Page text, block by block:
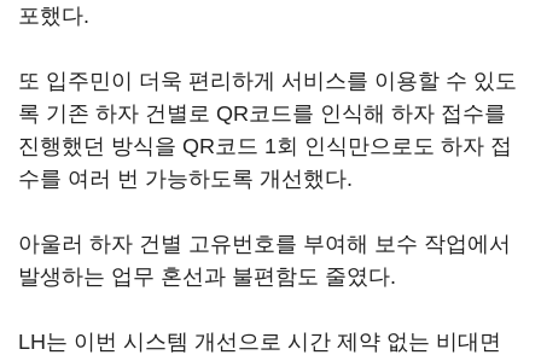
포했다.
또 입주민이 더욱 편리하게 서비스를 이용할 수 있도
록 기존 하자 건별로 QR코드를 인식해 하자 접수를
진행했던 방식을 QR코드 1회 인식만으로도 하자 접
수를 여러 번 가능하도록 개선했다.
아울러 하자 건별 고유번호를 부여해 보수 작업에서
발생하는 업무 혼선과 불편함도 줄였다.
LH는 이번 시스템 개선으로 시간 제약 없는 비대면